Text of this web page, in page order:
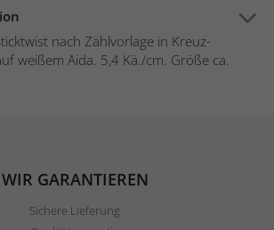
nach Zählvorlage in Kreuz-
weißem Aida. 5,4 Kä./cm. Größe ca.
WIR GARANTIEREN
Sichere Lieferung